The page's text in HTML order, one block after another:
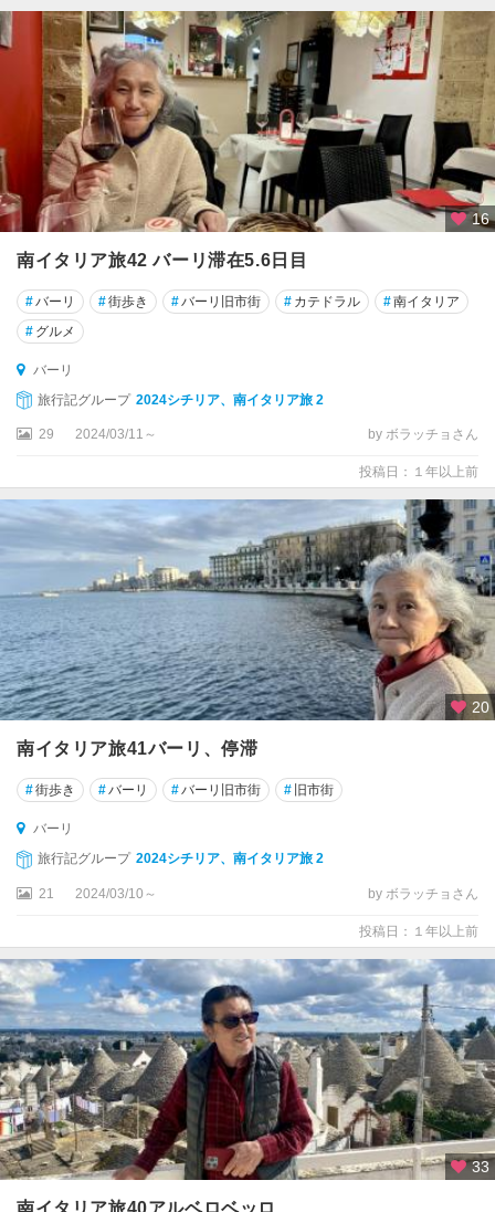
チ
タ
ビ
タ
ベ
ッ
キ
チ
エ
・
テ
レ
テ
ィ
ボ
リ
デ
セ
ン
ツ
ァ
ー
ノ
ル
・
ガ
ル
ー
ダ
ト
ス
カ
ー
16
南イタリア旅42 バーリ滞在5.6日目
#バーリ #街歩き #バーリ旧市街 # カテドラル #南イタリア
# グルメ
バーリ
旅行記グループ 2024シチリア、南イタリア旅 2
29 2024/03/11～ by ボラッチョさん
投稿日：１年以上前
20
南イタリア旅41バーリ、停滞
#街歩き #バーリ #バーリ旧市街 # 旧市街
バーリ
旅行記グループ 2024シチリア、南イタリア旅 2
21 2024/03/10～ by ボラッチョさん
投稿日：１年以上前
33
南イタリア旅40アルベロベッロ